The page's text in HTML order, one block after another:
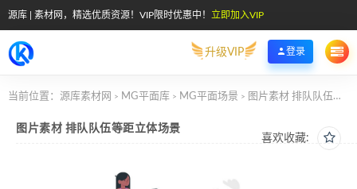
源库 | 素材网，精选优质资源！VIP限时优惠中！ 立即加入VIP
升级VIP 登录
当前位置： 源库素材网 > MG平面库 > MG平面场景 > 图片素材 排队队伍等距立体场景
喜欢收藏:
图片素材 排队队伍等距立体场景